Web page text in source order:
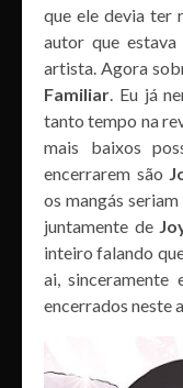
que ele devia ter
autor que
artista. Agora
Familiar . Eu já
tanto tempo na
mais baixos
encerrarem são
os mangás
juntamente de
inteiro falando
ai, sinceramente
encerrados neste